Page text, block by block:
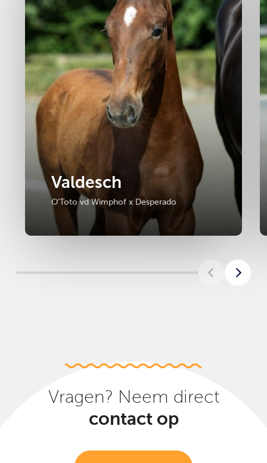
Valdesch
O'Toto vd Wimphof x Desperado
Vragen? Neem direct
contact op